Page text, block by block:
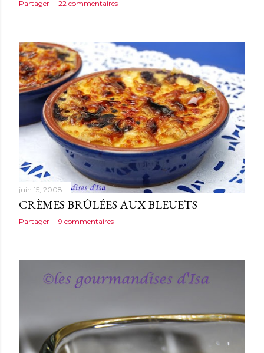
Partager 22 commentaires
juin 15, 2008
CRÈMES BRÛLÉES AUX BLEUETS
Partager 9 commentaires